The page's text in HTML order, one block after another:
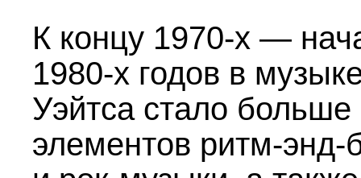
К концу 1970-х —
1980-х годов в
Уэйтса стало больше
элементов ритм-энд-